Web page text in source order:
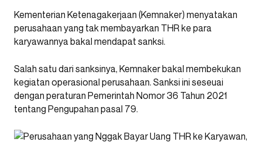
Kementerian Ketenagakerjaan (Kemnaker) menyatakan
perusahaan yang tak membayarkan THR ke para
karyawannya bakal mendapat sanksi.
Salah satu dari sanksinya, Kemnaker bakal membekukan
kegiatan operasional perusahaan. Sanksi ini seseuai
dengan peraturan Pemerintah Nomor 36 Tahun 2021
tentang Pengupahan pasal 79.